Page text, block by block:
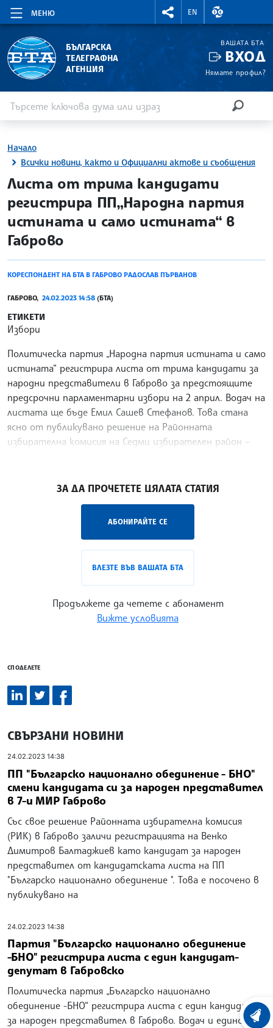
МЕНЮ
RIGHTMENU.SOCIAL
EN
ВАЛУТНИ
БЪЛГАРСКА
ТЕЛЕГРАФНА
АГЕНЦИЯ
ВАШАТА БТА
ВХОД
Нямате профил?
Начало
Всички новини, както и Официални актове и съобщения
site.bta
Листа от трима кандидати
регистрира ПП„Народна партия
истината и само истината“ в
Габрово
КОРЕСПОНДЕНТ НА БТА В ГАБРОВО РАДОСЛАВ ПЪРВАНОВ
ГАБРОВО, 24.02.2023 14:58 (БТА)
ЕТИКЕТИ
Избори
Политическа партия „Народна партия истината и само
истината“ регистрира листа от трима кандидати за
народни представители в Габрово за предстоящите
предсрочни парламентарни избори на 2 април. Водач на
листата ще бъде Емил Сашев Стефанов. Това стана
ясно от публикувано решение на Районната
избирателна комисия на Седми избирателен район –
ЗА ДА ПРОЧЕТЕТЕ ЦЯЛАТА СТАТИЯ
АБОНИРАЙТЕ СЕ
ВЛЕЗТЕ ВЪВ ВАШАТА БТА
Продължете да четете с абонамент
Вижте условията
СПОДЕЛЕТЕ
СВЪРЗАНИ НОВИНИ
24.02.2023 14:38
ПП "Българско национално обединение - БНО"
смени кандидата си за народен представител
в 7-и МИР Габрово
Със свое решение Районната избирателна комисия
(РИК) в Габрово заличи регистрацията на Венко
Димитров Балтаджиев като кандидат за народен
представител от кандидатската листа на ПП
"Българско национално обединение ". Това е посочено в
публикувано на
24.02.2023 14:38
Партия "Българско национално обединение
-БНО" регистрира листа с един кандидат-
депутат в Габровско
Политическа партия „Българско национално
обединение -БНО“ регистрира листа с един кандидат
за народен представител в Габрово. Водач и единствен